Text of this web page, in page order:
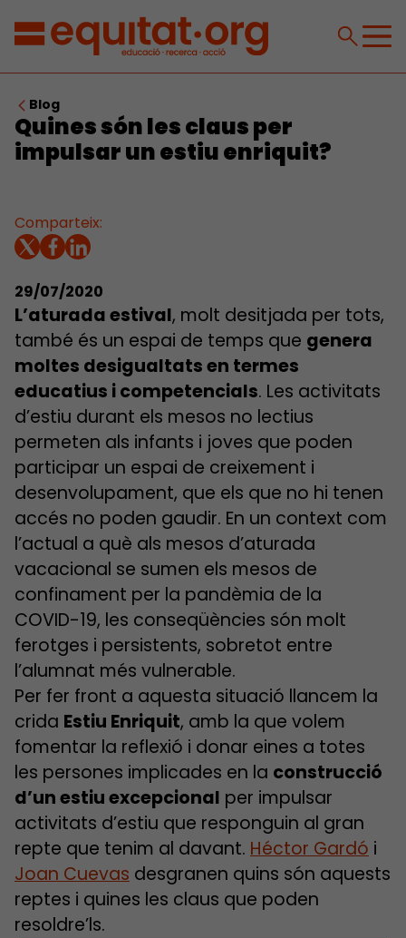
Blog
Quines són les claus per
impulsar un estiu enriquit?
Comparteix:
29/07/2020
L’aturada estival, molt desitjada per tots,
també és un espai de temps que genera
moltes desigualtats en termes
educatius i competencials. Les activitats
d’estiu durant els mesos no lectius
permeten als infants i joves que poden
participar un espai de creixement i
desenvolupament, que els que no hi tenen
accés no poden gaudir. En un context com
l’actual a què als mesos d’aturada
vacacional se sumen els mesos de
confinament per la pandèmia de la
COVID-19, les conseqüències són molt
ferotges i persistents, sobretot entre
l’alumnat més vulnerable.
Per fer front a aquesta situació llancem la
crida Estiu Enriquit, amb la que volem
fomentar la reflexió i donar eines a totes
les persones implicades en la construcció
d’un estiu excepcional per impulsar
activitats d’estiu que responguin al gran
repte que tenim al davant. Héctor Gardó i
Joan Cuevas desgranen quins són aquests
reptes i quines les claus que poden
resoldre’ls.